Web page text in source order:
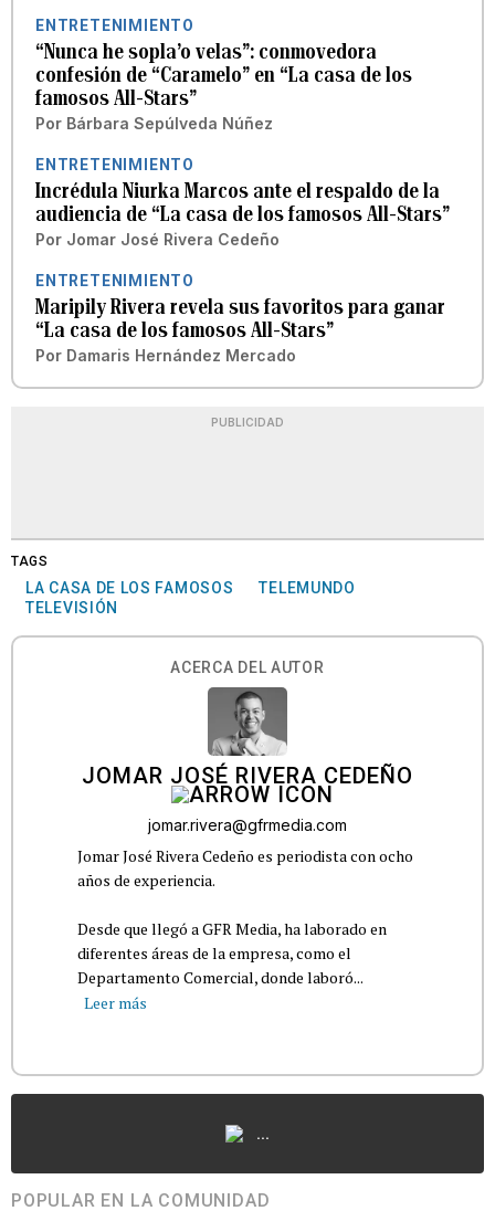
ENTRETENIMIENTO
“Nunca he sopla’o velas”: conmovedora
confesión de “Caramelo” en “La casa de los
famosos All-Stars”
Por Bárbara Sepúlveda Núñez
ENTRETENIMIENTO
Incrédula Niurka Marcos ante el respaldo de la
audiencia de “La casa de los famosos All-Stars”
Por Jomar José Rivera Cedeño
ENTRETENIMIENTO
Maripily Rivera revela sus favoritos para ganar
“La casa de los famosos All-Stars”
Por Damaris Hernández Mercado
PUBLICIDAD
TAGS
LA CASA DE LOS FAMOSOS
TELEMUNDO
TELEVISIÓN
ACERCA DEL AUTOR
JOMAR JOSÉ RIVERA CEDEÑO
jomar.rivera@gfrmedia.com
Jomar José Rivera Cedeño es periodista con ocho
años de experiencia.
Desde que llegó a GFR Media, ha laborado en
diferentes áreas de la empresa, como el
Departamento Comercial, donde laboró...
Leer más
...
POPULAR EN LA COMUNIDAD